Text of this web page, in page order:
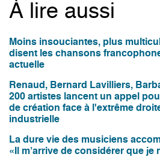
À lire aussi
Moins insouciantes, plus
disent les chansons
actuelle
Renaud, Bernard Lavilliers,
200 artistes lancent un appel
de création face à l'extrême
industrielle
La dure vie des musiciens
«Il m’arrive de considérer que je